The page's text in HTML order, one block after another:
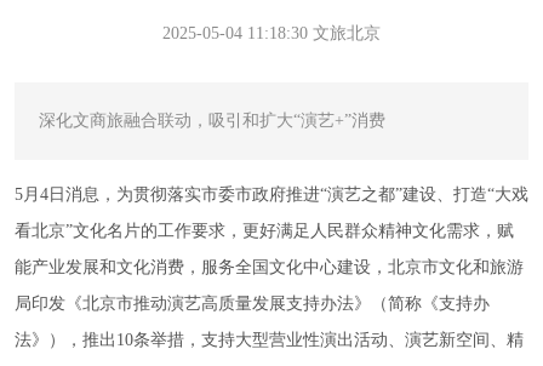
2025-05-04 11:18:30 文旅北京
深化文商旅融合联动，吸引和扩大“演艺+”消费
5月4日消息，为贯彻落实市委市政府推进“演艺之都”建设、打造“大戏
看北京”文化名片的工作要求，更好满足人民群众精神文化需求，赋
能产业发展和文化消费，服务全国文化中心建设，北京市文化和旅游
局印发《北京市推动演艺高质量发展支持办法》（简称《支持办
法》），推出10条举措，支持大型营业性演出活动、演艺新空间、精